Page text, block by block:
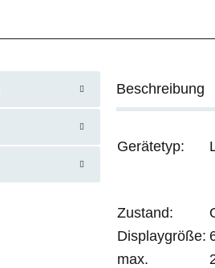
Beschreibung
Gerätetyp:
Zustand:
Displaygröße:
max.